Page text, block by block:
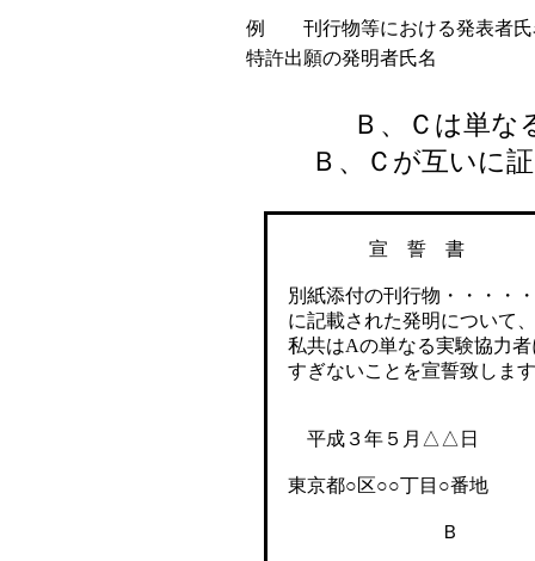
例 刊行物等における発表者氏
特許出願の発明者氏名
Ｂ、Ｃは単なる発
Ｂ、Ｃが互いに
宣 誓 書
別紙添付の刊行物・・・・
に記載された発明について、
私共はAの単なる実験協力者
すぎないことを宣誓致しま
平成３年５月△△日
東京都○区○○丁目○番地
Ｂ